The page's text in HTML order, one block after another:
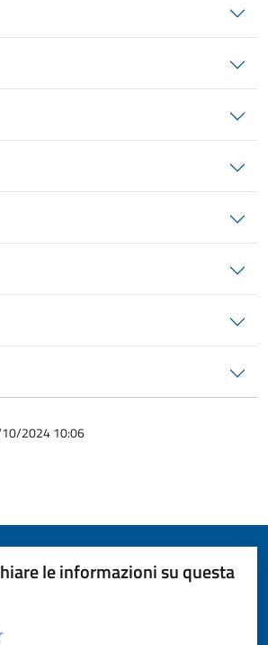
10/2024 10:06
le informazioni su questa
pagina